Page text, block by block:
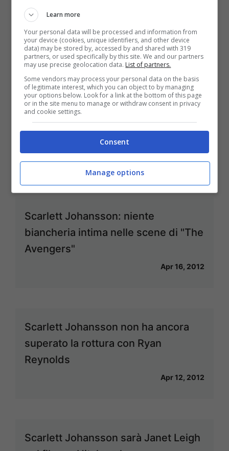
Guy Pearce entra nel cast di “Iron
Man 3”
Apr 21, 2012
Alfred Hitchcock biopic, la
trasformazione di Anthony Hopkins
Apr 19, 2012
Scarlett Johansson: niente
biancheria intima nelle scene di "The
Avengers"
Apr 16, 2012
Scarlett Johansson non ha ancora
superato la rottura con Ryan
Reynolds
Apr 12, 2012
Scarlett Johansson sarà Janet Leigh
Learn more
Your personal data will be processed and information from
your device (cookies, unique identifiers, and other device
data) may be stored by, accessed by and shared with 319
partners, or used specifically by this site. We and our partners
may use precise geolocation data. List of partners.
Some vendors may process your personal data on the basis
of legitimate interest, which you can object to by managing
your options below. Look for a link at the bottom of this page
or in the site menu to manage or withdraw consent in privacy
and cookie settings.
Consent
Manage options